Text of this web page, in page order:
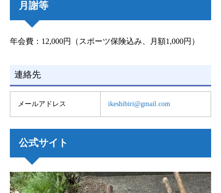
月謝等
年会費：12,000円（スポーツ保険込み、月額1,000円）
連絡先
メールアドレス ikeshibiri@gmail.com
公式サイト